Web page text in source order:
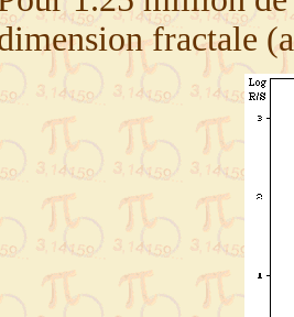
fractale